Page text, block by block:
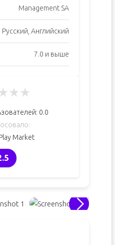
Management SA
Русский, Английский
7.0 и выше
★★
0.0
Market